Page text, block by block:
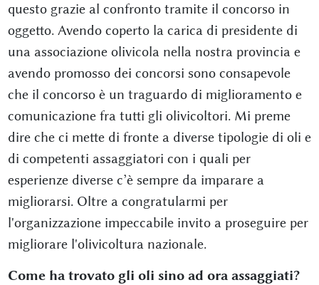
questo grazie al confronto tramite il concorso in
oggetto. Avendo coperto la carica di presidente di
una associazione olivicola nella nostra provincia e
avendo promosso dei concorsi sono consapevole
che il concorso è un traguardo di miglioramento e
comunicazione fra tutti gli olivicoltori. Mi preme
dire che ci mette di fronte a diverse tipologie di oli e
di competenti assaggiatori con i quali per
esperienze diverse c’è sempre da imparare a
migliorarsi. Oltre a congratularmi per
l'organizzazione impeccabile invito a proseguire per
migliorare l'olivicoltura nazionale.
Come ha trovato gli oli sino ad ora assaggiati?